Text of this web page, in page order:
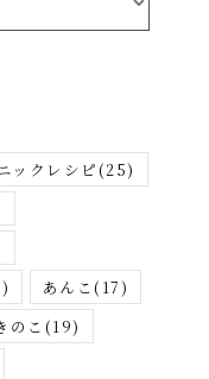
ックレシピ(25)
あんこ(17)
のこ (19)